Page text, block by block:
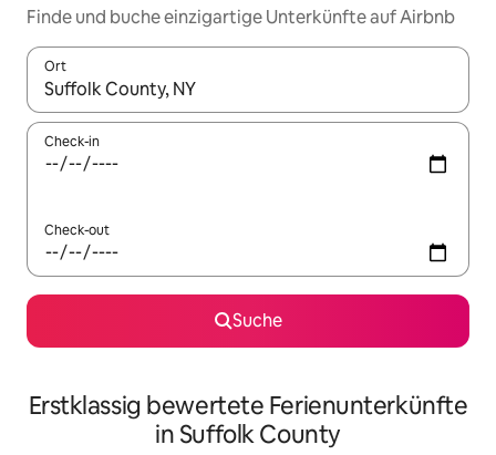
Finde und buche einzigartige Unterkünfte auf Airbnb
Ort
Wenn Ergebnisse verfügbar sind, navigiere mit den
Check-in
Check-out
Suche
Erstklassig bewertete Ferienunterkünfte
in Suffolk County